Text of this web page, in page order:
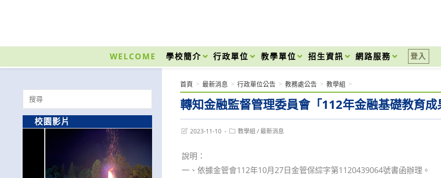
內
WELCOME 學校簡介 行政單位 教學單位 招生資訊 網路服務 登入
轉知金融監督管理委員會「112年金融基礎教育
首頁 > 最新消息 > 行政單位公告 > 教務處公告 > 教學組 >
Post2023-11-10
Post教學組 / 最新消息
說明：
一、依據金管會112年10月27日金管保綜字第1120439064號書函辦理。
Search
for:
校園影片